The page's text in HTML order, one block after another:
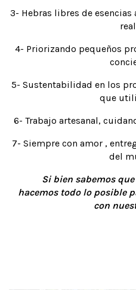
3- Hebras libres de
4- Priorizando pequeños
5- Sustentabilidad en los
que
6- Trabajo artesanal,
7- Siempre con amor ,
del
Si bien sabemos
hacemos todo lo posible
con